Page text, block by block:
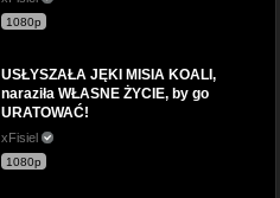
1080p
USŁYSZAŁA JĘKI MISIA KOALI,
naraziła WŁASNE ŻYCIE, by go
URATOWAĆ!
xFisiel
1080p